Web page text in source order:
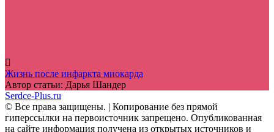
Жизнь после инфаркта миокарда
Автор статьи: Дарья Шандер
Serdce-Plus.ru
© Все права защищены. | Копирование без прямой
гиперссылки на первоисточник запрещено. Опубликованная
на сайте информация получена из открытых источников и